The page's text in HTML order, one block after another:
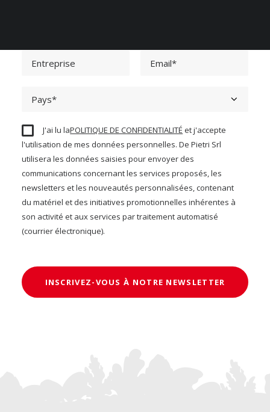
J'ai lu laPOLITIQUE DE CONFIDENTIALITÉ et j'accepte
l'utilisation de mes données personnelles. De Pietri Srl
utilisera les données saisies pour envoyer des
communications concernant les services proposés, les
newsletters et les nouveautés personnalisées, contenant
du matériel et des initiatives promotionnelles inhérentes à
son activité et aux services par traitement automatisé
(courrier électronique).